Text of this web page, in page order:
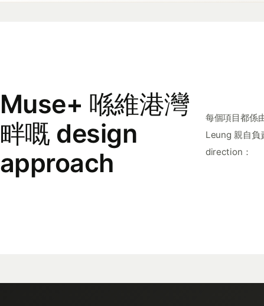
Muse+ 喺維港灣
畔嘅 design
approach
每個項目都係
Leung 親自負
direction：